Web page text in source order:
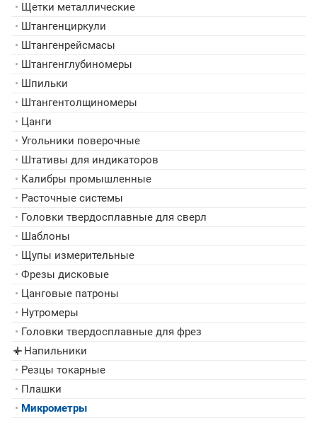
• Щетки металлические
• Штангенциркули
• Штангенрейсмасы
• Штангенглубиномеры
• Шпильки
• Штангентолщиномеры
• Цанги
• Угольники поверочные
• Штативы для индикаторов
• Калибры промышленные
• Расточные системы
• Головки твердосплавные для сверл
• Шаблоны
• Щупы измерительные
• Фрезы дисковые
• Цанговые патроны
• Нутромеры
• Головки твердосплавные для фрез
▸ Напильники
• Резцы токарные
• Плашки
• Микрометры